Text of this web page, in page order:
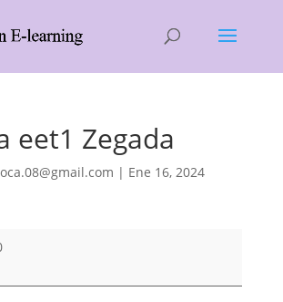
eet1 Zegada
| Ene 16, 2024